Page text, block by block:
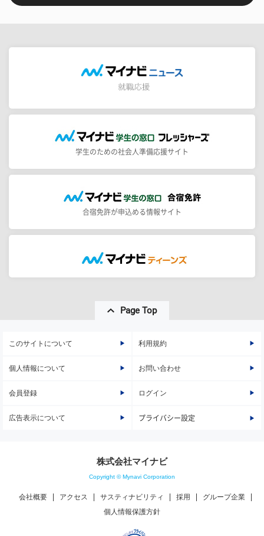
学生のための社会人準備応援サイト
合宿免許が申込める情報サイト
Page Top
このサイトについて 利用規約
個人情報について お問い合わせ
会員登録 ログイン
広告表示について プライバシー設定
株式会社マイナビ
Copyright © Mynavi Corporation
会社概要 アクセス サスティナビリティ 採用
グループ企業
個人情報保護方針